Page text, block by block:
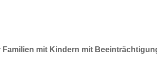
mit Kindern mit